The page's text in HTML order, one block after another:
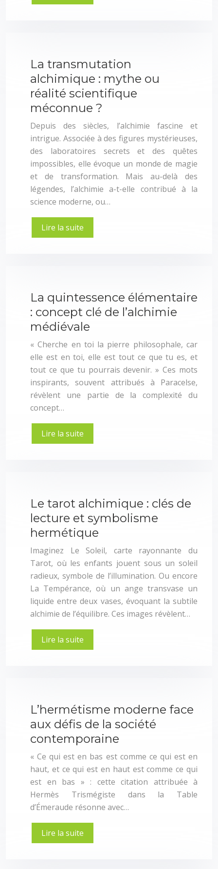
La transmutation
alchimique : mythe ou
réalité scientifique
méconnue ?
Depuis des siècles, l’alchimie fascine et
intrigue. Associée à des figures mystérieuses,
des laboratoires secrets et des quêtes
impossibles, elle évoque un monde de magie
et de transformation. Mais au-delà des
légendes, l’alchimie a-t-elle contribué à la
science moderne, ou…
Lire la suite
La quintessence élémentaire
: concept clé de l’alchimie
médiévale
« Cherche en toi la pierre philosophale, car
elle est en toi, elle est tout ce que tu es, et
tout ce que tu pourrais devenir. » Ces mots
inspirants, souvent attribués à Paracelse,
révèlent une partie de la complexité du
concept…
Lire la suite
Le tarot alchimique : clés de
lecture et symbolisme
hermétique
Imaginez Le Soleil, carte rayonnante du
Tarot, où les enfants jouent sous un soleil
radieux, symbole de l’illumination. Ou encore
La Tempérance, où un ange transvase un
liquide entre deux vases, évoquant la subtile
alchimie de l’équilibre. Ces images révèlent…
Lire la suite
L’hermétisme moderne face
aux défis de la société
contemporaine
« Ce qui est en bas est comme ce qui est en
haut, et ce qui est en haut est comme ce qui
est en bas » : cette citation attribuée à
Hermès Trismégiste dans la Table
d’Émeraude résonne avec…
Lire la suite